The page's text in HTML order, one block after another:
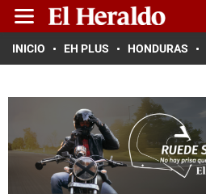
INICIO EH PLUS HONDURAS